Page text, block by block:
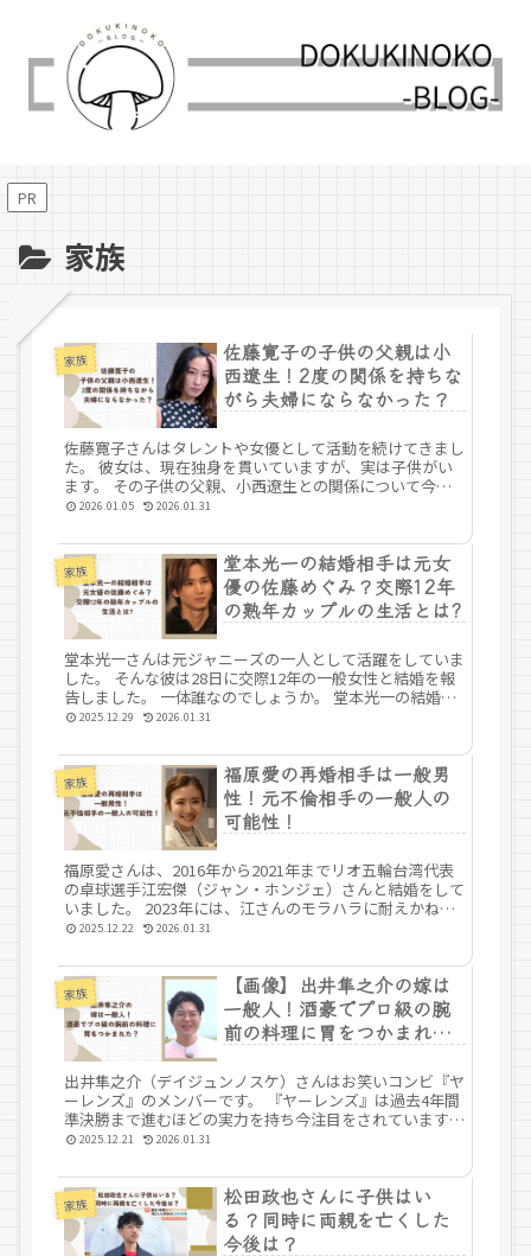
PR
家族
家族
佐藤寛子の子供の父親は小
西遼生！2度の関係を持ちな
がら夫婦にならなかった？
佐藤寛子さんはタレントや女優として活動を続けてきまし
た。 彼女は、現在独身を貫いていますが、実は子供がい
ます。 その子供の父親、小西遼生との関係について今注
目されています。 今回は、佐藤寛子さんの 子供の父親は
2026.01.05 2026.01.31
家族
堂本光一の結婚相手は元女
優の佐藤めぐみ？交際12年
の熟年カップルの生活とは?
堂本光一さんは元ジャニーズの一人として活躍をしていま
した。 そんな彼は28日に交際12年の一般女性と結婚を報
告しました。 一体誰なのでしょうか。 堂本光一の結婚相
手は元女優の佐藤めぐみ！ 出典元：X 今回、結婚の発表に
2025.12.29 2026.01.31
家族
福原愛の再婚相手は一般男
性！元不倫相手の一般人の
可能性！
福原愛さんは、2016年から2021年までリオ五輪台湾代表
の卓球選手江宏傑（ジャン・ホンジェ）さんと結婚をして
いました。 2023年には、江さんのモラハラに耐えかねた
福原さんがエリート会社員と不倫をした事が決め手で離
2025.12.22 2026.01.31
家族
【画像】出井隼之介の嫁は
一般人！酒豪でプロ級の腕
前の料理に胃をつかまれ
出井隼之介（デイジュンノスケ）さんはお笑いコンビ『ヤ
ーレンズ』のメンバーです。 『ヤーレンズ』は過去4年間
準決勝まで進むほどの実力を持ち今注目をされています。
そんな『ヤーレンズ』ですがメンバーに対しても注目を集
2025.12.21 2026.01.31
家族
松田政也さんに子供はい
る？同時に両親を亡くした
今後は？